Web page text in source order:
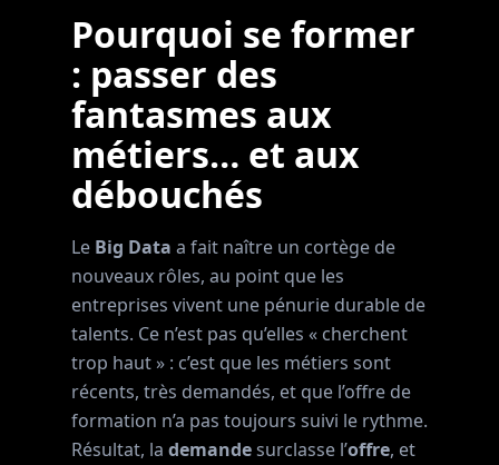
Pourquoi se former
: passer des
fantasmes aux
métiers… et aux
débouchés
Le Big Data a fait naître un cortège de
nouveaux rôles, au point que les
entreprises vivent une pénurie durable de
talents. Ce n’est pas qu’elles « cherchent
trop haut » : c’est que les métiers sont
récents, très demandés, et que l’offre de
formation n’a pas toujours suivi le rythme.
Résultat, la demandesurclasse l’offre, et